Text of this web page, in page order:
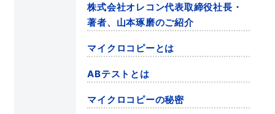
株式会社オレコン代表取締役社長・
著者、山本琢磨のご紹介
マイクロコピーとは
ABテストとは
マイクロコピーの秘密